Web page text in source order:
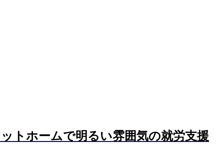
トホームで明るい雰囲気の就労支援